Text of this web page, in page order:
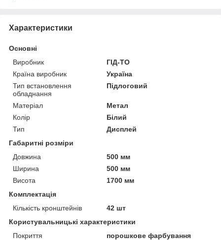
Характеристики
Основні
Виробник
ГІД-ТО
Країна виробник
Україна
Тип встановлення
обладнання
Підлоговий
Матеріал
Метал
Колір
Білий
Тип
Дисплей
Габаритні розміри
Довжина
500 мм
Ширина
500 мм
Висота
1700 мм
Комплектація
Кількість кронштейнів
42 шт
Користувальницькі характеристики
Покриття
порошкове фарбування